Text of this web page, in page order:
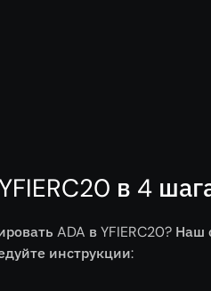
в 4
ADA в YFIERC20?
инструкции: